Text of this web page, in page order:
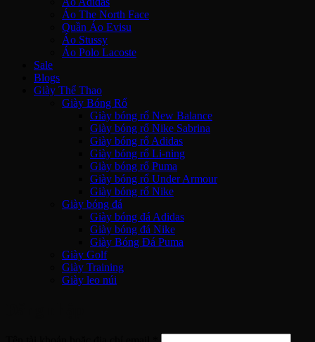
Áo The North Face
Quần Áo Evisu
Áo Stussy
Áo Polo Lacoste
Sale
Blogs
Giày Thể Thao
Giày Bóng Rổ
Giày bóng rổ New Balance
Giày bóng rổ Nike Sabrina
Giày bóng rổ Adidas
Giày bóng rổ Li-ning
Giày bóng rổ Puma
Giày bóng rổ Under Armour
Giày bóng rổ Nike
Giày bóng đá
Giày bóng đá Adidas
Giày bóng đá Nike
Giày Bóng Đá Puma
Giày Golf
Giày Training
Giày leo núi